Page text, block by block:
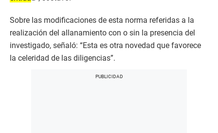
Sobre las modificaciones de esta norma referidas a la
realización del allanamiento con o sin la presencia del
investigado, señaló: “Esta es otra novedad que favorece
la celeridad de las diligencias”.